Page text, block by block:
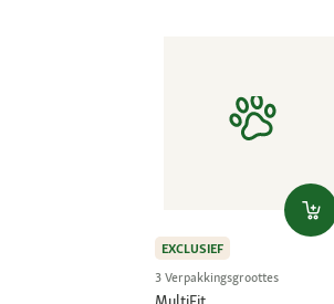
EXCLUSIEF
3 Verpakkingsgroottes